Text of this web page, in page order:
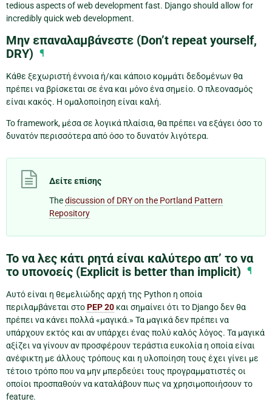
tedious aspects of web development fast. Django should allow for
incredibly quick web development.
Μην επαναλαμβάνεστε (Don’t repeat yourself,
DRY) ¶
Κάθε ξεχωριστή έννοια ή/και κάποιο κομμάτι δεδομένων θα
πρέπει να βρίσκεται σε ένα και μόνο ένα σημείο. Ο πλεονασμός
είναι κακός. Η ομαλοποίηση είναι καλή.
Το framework, μέσα σε λογικά πλαίσια, θα πρέπει να εξάγει όσο το
δυνατόν περισσότερα από όσο το δυνατόν λιγότερα.
Δείτε επίσης
Thediscussion of DRY on the Portland Pattern
Repository
Το να λες κάτι ρητά είναι καλύτερο απ’ το να
το υπονοείς (Explicit is better than implicit) ¶
Αυτό είναι η θεμελιώδης αρχή της Python η οποία
περιλαμβάνεται στοPEP 20 και σημαίνει ότι το Django δεν θα
πρέπει να κάνει πολλά «μαγικά.» Τα μαγικά δεν πρέπει να
υπάρχουν εκτός και αν υπάρχει ένας πολύ καλός λόγος. Τα μαγικά
αξίζει να γίνουν αν προσφέρουν τεράστια ευκολία η οποία είναι
ανέφικτη με άλλους τρόπους και η υλοποίηση τους έχει γίνει με
τέτοιο τρόπο που να μην μπερδεύει τους προγραμματιστές οι
οποίοι προσπαθούν να καταλάβουν πως να χρησιμοποιήσουν το
feature.